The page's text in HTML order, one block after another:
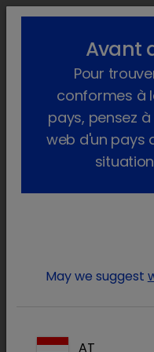
Produits médicinaux
Metrobactin
compte
Avant
Pour
conformes à
pays, pensez
web d'un pays
May we suggest
AT